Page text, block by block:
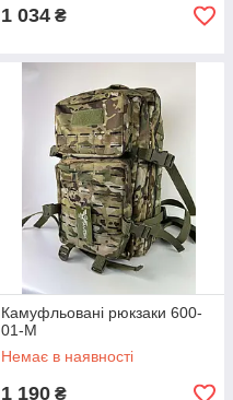
1 034 ₴
Камуфльовані рюкзаки 600-
01-М
Немає в наявності
1 190 ₴